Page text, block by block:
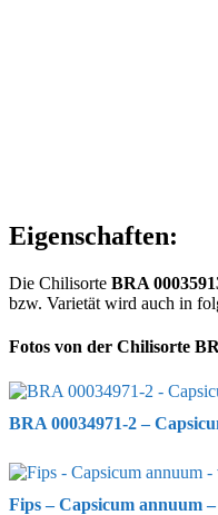
Eigenschaften:
Die Chilisorte BRA
bzw. Varietät wird auch in
Fotos von der Chilisorte
BRA 00034971-2 –
Fips – Capsicum annuum